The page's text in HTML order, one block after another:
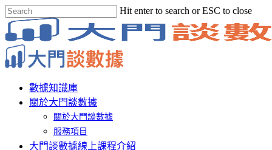
Skip
to
main
content
Hit enter to search or ESC to close
Close
Search
Menu
數據知識庫
關於大門談數據
關於大門談數據
服務項目
大門談數據線上課程介紹